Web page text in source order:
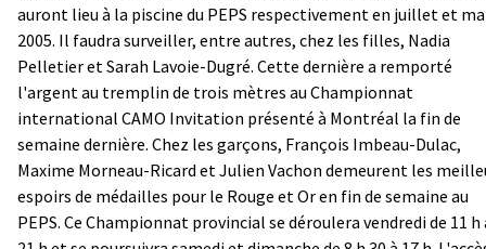
auront lieu à la piscine du PEPS respectivement en juillet et
2005. Il faudra surveiller, entre autres, chez les filles, Nadia
Pelletier et Sarah Lavoie-Dugré. Cette dernière a remporté
l'argent au tremplin de trois mètres au Championnat
international CAMO Invitation présenté à Montréal la fin de
semaine dernière. Chez les garçons, François Imbeau-Dulac,
Maxime Morneau-Ricard et Julien Vachon demeurent les
espoirs de médailles pour le Rouge et Or en fin de semaine au
PEPS. Ce Championnat provincial se déroulera vendredi de 11 h